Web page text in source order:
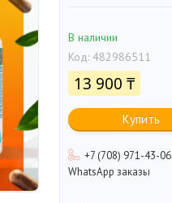
В наличии
Код: 482986511
13 900 ₸
Купить
+7 (708) 971-43-06
WhatsApp заказы